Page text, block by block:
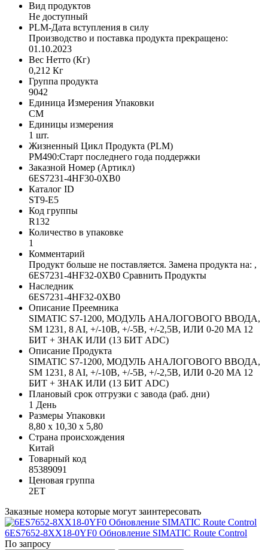
Вид продуктов
Не доступный
PLM-Дата вступления в силу
Производство и поставка продукта прекращено:
01.10.2023
Вес Нетто (Кг)
0,212 Кг
Группа продукта
9042
Единица Измерения Упаковки
CM
Единицы измерения
1 шт.
Жизненный Цикл Продукта (PLM)
PM490:Старт последнего года поддержки
Заказной Номер (Артикл)
6ES7231-4HF30-0XB0
Каталог ID
ST9-E5
Код группы
R132
Количество в упаковке
1
Комментарий
Продукт больше не поставляется. Замена продукта на: ,
6ES7231-4HF32-0XB0 Сравнить Продукты
Наследник
6ES7231-4HF32-0XB0
Описание Преемника
SIMATIC S7-1200, МОДУЛЬ АНАЛОГОВОГО ВВОДА,
SM 1231, 8 AI, +/-10В, +/-5В, +/-2,5В, ИЛИ 0-20 MA 12
БИТ + ЗНАК ИЛИ (13 БИТ ADC)
Описание Продукта
SIMATIC S7-1200, МОДУЛЬ АНАЛОГОВОГО ВВОДА,
SM 1231, 8 AI, +/-10В, +/-5В, +/-2,5В, ИЛИ 0-20 MA 12
БИТ + ЗНАК ИЛИ (13 БИТ ADC)
Плановый срок отгрузки с завода (раб. дни)
1 День
Размеры Упаковки
8,80 x 10,30 x 5,80
Страна происхождения
Китай
Товарный код
85389091
Ценовая группа
2ET
Заказные номера которые могут заинтересовать
6ES7652-8XX18-0YF0 Обновление SIMATIC Route Control
По запросу